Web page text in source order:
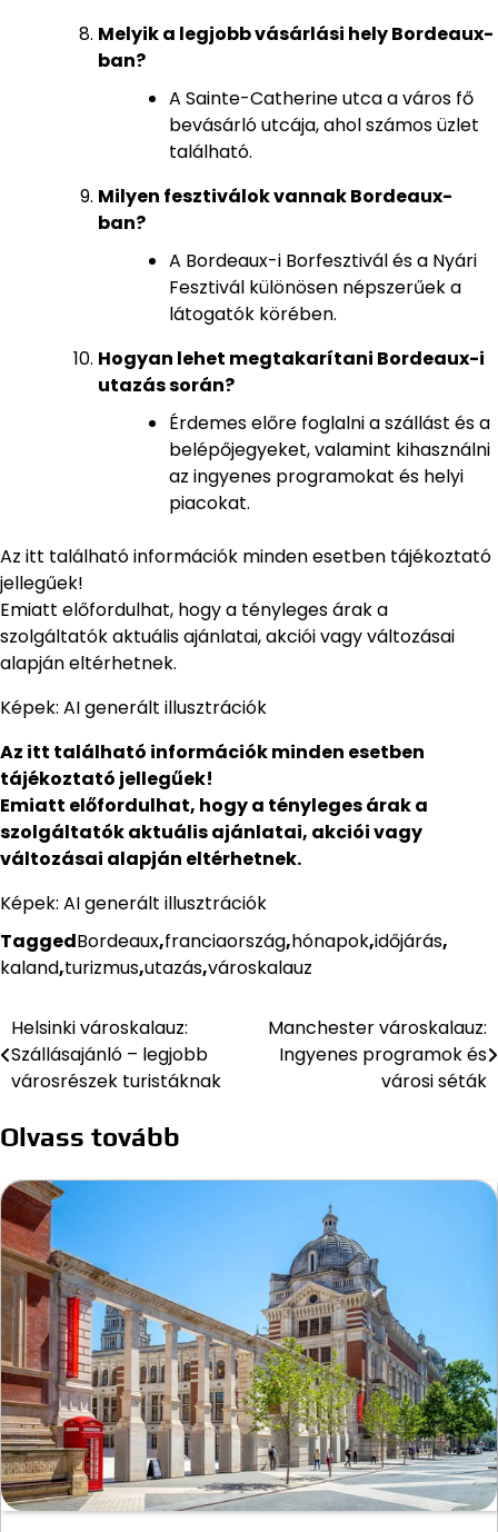
Melyik a legjobb vásárlási hely Bordeaux-
ban?
A Sainte-Catherine utca a város fő
bevásárló utcája, ahol számos üzlet
található.
Milyen fesztiválok vannak Bordeaux-
ban?
A Bordeaux-i Borfesztivál és a Nyári
Fesztivál különösen népszerűek a
látogatók körében.
Hogyan lehet megtakarítani Bordeaux-i
utazás során?
Érdemes előre foglalni a szállást és a
belépőjegyeket, valamint kihasználni
az ingyenes programokat és helyi
piacokat.
Az itt található információk minden esetben tájékoztató
jellegűek!
Emiatt előfordulhat, hogy a tényleges árak a
szolgáltatók aktuális ajánlatai, akciói vagy változásai
alapján eltérhetnek.
Képek: AI generált illusztrációk
Az itt található információk minden esetben
tájékoztató jellegűek!
Emiatt előfordulhat, hogy a tényleges árak a
szolgáltatók aktuális ajánlatai, akciói vagy
változásai alapján eltérhetnek.
Képek: AI generált illusztrációk
TaggedBordeaux,franciaország,hónapok,időjárás,
kaland,turizmus,utazás,városkalauz
Bejegyzés
navigáció
Helsinki városkalauz:
Szállásajánló – legjobb
városrészek turistáknak
Manchester városkalauz:
Ingyenes programok és
városi séták
Olvass tovább